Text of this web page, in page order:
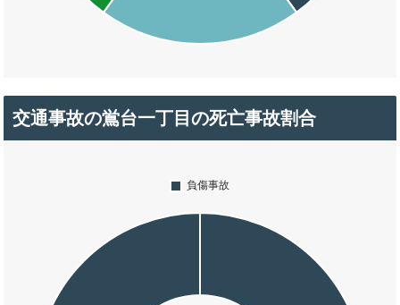
交通事故の鴬台一丁目の死亡事故割合